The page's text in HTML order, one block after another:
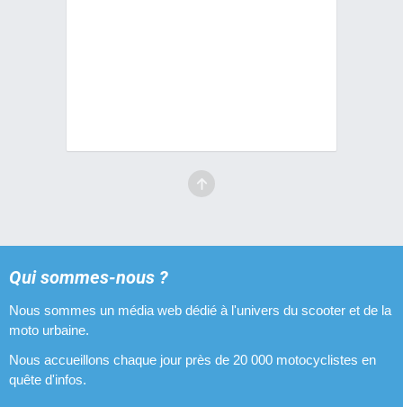
Qui sommes-nous ?
Nous sommes un média web dédié à l'univers du scooter et de la
moto urbaine.
Nous accueillons chaque jour près de 20 000 motocyclistes en
quête d'infos.